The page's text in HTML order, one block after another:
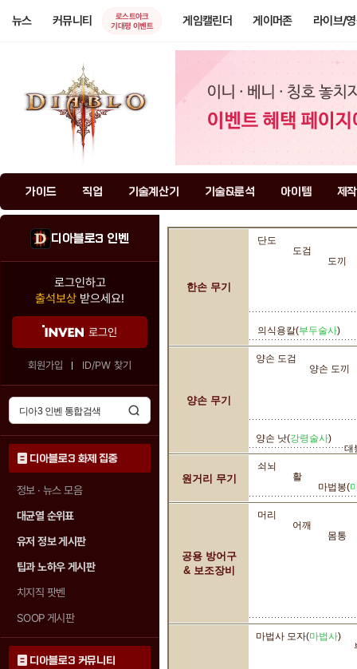
뉴스 커뮤니티
로스트아크
기대평 이벤트
게임캘린더 게이머존 라이브/
가이드 직업 기술계산기 기술&룬석 아이템 제
디아블로3 인벤
로그인하고
출석보상 받으세요!
로그인
회원가입 ID/PW 찾기
디아블로3 화제 집중
정보 · 뉴스 모음
대균열 순위표
유저 정보 게시판
팁과 노하우 게시판
치지직 팟벤
SOOP 게시판
디아블로3 커뮤니티
한손 무기
단도
도검
도끼
의식용칼(부두술사)
양손 무기
양손 도검
양손 도끼
양손 낫(강령술사)
대
원거리 무기
쇠뇌
활
마법봉(
공용 방어구
& 보조장비
머리
어깨
몸통
마법사 모자(마법사)